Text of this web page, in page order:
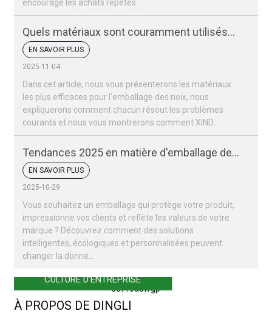
encourage les achats répétés.
Quels matériaux sont couramment utilisés
pour les sacs d'emballage de noix ?
EN SAVOIR PLUS
2025-11-04
Dans cet article, nous vous présenterons les matériaux
les plus efficaces pour l'emballage des noix, nous
expliquerons comment chacun résout les problèmes
courants et nous vous montrerons comment XIND...
Tendances 2025 en matière d'emballage des
fruits secs et des noix
EN SAVOIR PLUS
2025-10-29
Vous souhaitez un emballage qui protège votre produit,
impressionne vos clients et reflète les valeurs de votre
marque ? Découvrez comment des solutions
intelligentes, écologiques et personnalisées peuvent
changer la donne…
CULTURE D'ENTREPRISE
À PROPOS DE DINGLI